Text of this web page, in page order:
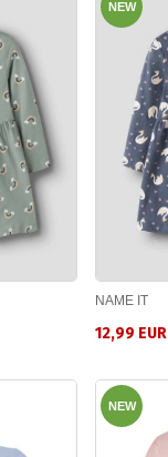
NEW
NAME IT
12,99 EUR
NEW